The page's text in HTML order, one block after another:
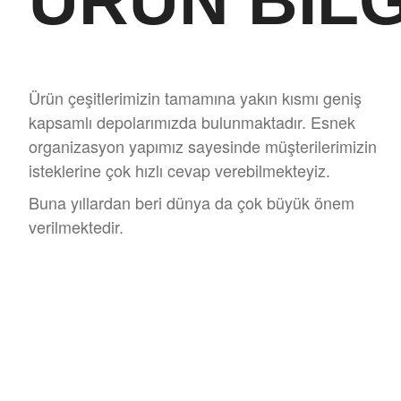
Ürün çeşitlerimizin tamamına yakın kısmı geniş
kapsamlı depolarımızda bulunmaktadır. Esnek
organizasyon yapımız sayesinde müşterilerimizin
isteklerine çok hızlı cevap verebilmekteyiz.
Buna yıllardan beri dünya da çok büyük önem
verilmektedir.